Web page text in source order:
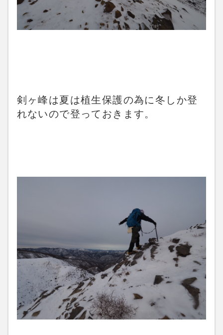
剣ヶ峰は夏は植生保護の為に冬しか登
れないので登っておきます。